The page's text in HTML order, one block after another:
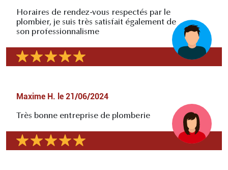
Horaires de rendez-vous respectés par le
plombier, je suis très satisfait également de
son professionnalisme
Maxime H. le 21/06/2024
Très bonne entreprise de plomberie